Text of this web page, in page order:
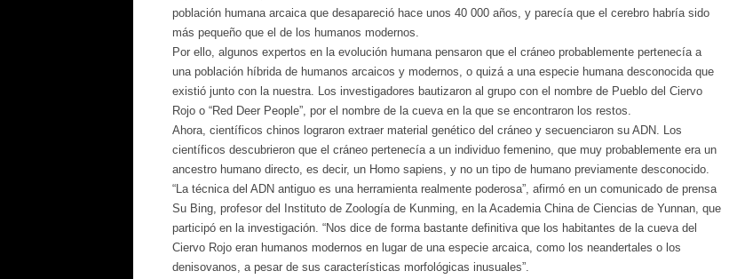
población humana arcaica que desapareció hace unos 40 000 años, y parecía que el cerebro habría sido
más pequeño que el de los humanos modernos.
Por ello, algunos expertos en la evolución humana pensaron que el cráneo probablemente pertenecía a
una población híbrida de humanos arcaicos y modernos, o quizá a una especie humana desconocida que
existió junto con la nuestra. Los investigadores bautizaron al grupo con el nombre de Pueblo del Ciervo
Rojo o “Red Deer People”, por el nombre de la cueva en la que se encontraron los restos.
Ahora, científicos chinos lograron extraer material genético del cráneo y secuenciaron su ADN. Los
científicos descubrieron que el cráneo pertenecía a un individuo femenino, que muy probablemente era un
ancestro humano directo, es decir, un Homo sapiens, y no un tipo de humano previamente desconocido.
“La técnica del ADN antiguo es una herramienta realmente poderosa”, afirmó en un comunicado de prensa
Su Bing, profesor del Instituto de Zoología de Kunming, en la Academia China de Ciencias de Yunnan, que
participó en la investigación. “Nos dice de forma bastante definitiva que los habitantes de la cueva del
Ciervo Rojo eran humanos modernos en lugar de una especie arcaica, como los neandertales o los
denisovanos, a pesar de sus características morfológicas inusuales”.